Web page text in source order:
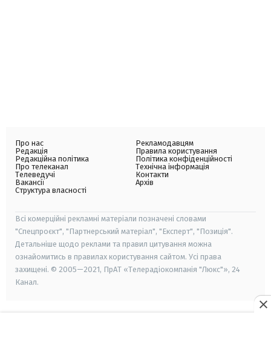
Про нас
Редакція
Редакційна політика
Про телеканал
Телеведучі
Вакансії
Структура власності
Рекламодавцям
Правила користування
Політика конфіденційності
Технічна інформація
Контакти
Архів
Всі комерційні рекламні матеріали позначені словами
"Спецпроєкт", "Партнерський матеріал", "Експерт", "Позиція".
Детальніше щодо реклами та правил цитування можна
ознайомитись в правилах користування сайтом. Усі права
захищені. © 2005—2021, ПрАТ «Телерадіокомпанія "Люкс"», 24
Канал.